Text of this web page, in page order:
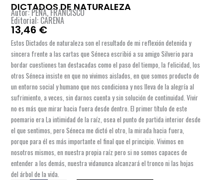
DICTADOS DE NATURALEZA
Autor: PEÑA, FRANCISCO
Editorial: CARENA
13,46 €
Estos Dictados de naturaleza son el resultado de mi reflexión detenida y
sincera frente a las cartas que Séneca escribió a su amigo Silverio para
bordar cuestiones tan destacadas como el paso del tiempo, la felicidad, los
otros Séneca insiste en que no vivimos aislados, en que somos producto de
un entorno social y humano que nos condiciona y nos lleva de la alegría al
sufrimiento, a veces, sin darnos cuenta y sin solución de continuidad. Vivir
no es más que mirar hacia fuera desde dentro. El primer título de este
poemario era La intimidad de la raíz, osea el punto de partida interior desde
el que sentimos, pero Séneca me dictó el otro, la mirada hacia fuera,
porque para él es más importante el final que el principio. Vivimos en
nosotros mismos, en nuestra propia raíz pero si no somos capaces de
entender a los demás, nuestra vidanunca alcanzará el tronco ni las hojas
del árbol de la vida.